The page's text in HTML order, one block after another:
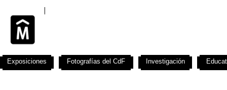
Exposiciones Fotografías del CdF Investigación